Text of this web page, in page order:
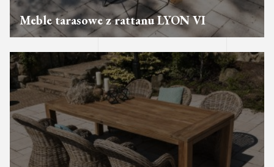
Meble tarasowe z rattanu LYON VI